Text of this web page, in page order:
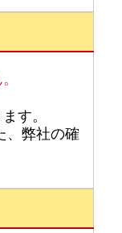
す。
、弊社の確